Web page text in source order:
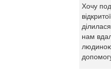
Хочу
нам